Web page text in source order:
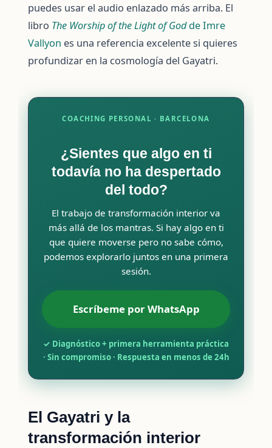
puedes usar el audio enlazado más arriba. El
libro The Worship of the Light of Godde Imre
Vallyon es una referencia excelente si quieres
profundizar en la cosmología del Gayatri.
COACHING PERSONAL · BARCELONA
¿Sientes que algo en ti
todavía no ha despertado
del todo?
El trabajo de transformación interior va
más allá de los mantras. Si hay algo en ti
que quiere moverse pero no sabe cómo,
podemos explorarlo juntos en una primera
sesión.
Escríbeme por WhatsApp
✓ Diagnóstico + primera herramienta práctica
· Sin compromiso · Respuesta en menos de 24h
El Gayatri y la
transformación interior